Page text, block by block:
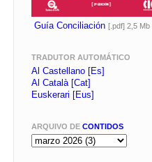
Guía Conciliación [.pdf] 2,5 Mb
TRADUTOR AUTOMÁTICO
Al Castellano [Es]
Al Català [Cat]
Euskerari [Eus]
ARQUIVO DE CONTIDOS